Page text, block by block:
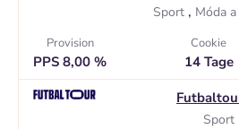
Sport , Móda
Provision
PPS 8,00 %
Cookie
14 Tage
Sport